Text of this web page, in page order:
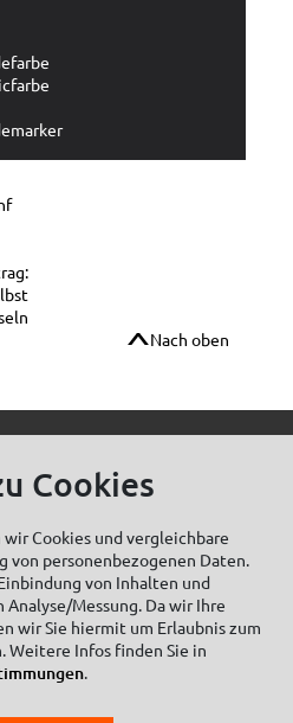
Nach oben
Media
Cookies
Cookies und vergleichbare
von personenbezogenen Daten.
von Inhalten und
Messung. Da wir Ihre
wir Sie hiermit um Erlaubnis zum
Weitere Infos finden Sie in
.